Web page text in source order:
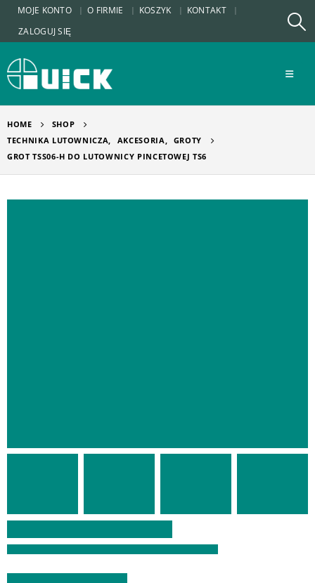
MOJE KONTO O FIRMIE KOSZYK
KONTAKT
ZALOGUJ SIĘ
HOME
SHOP
TECHNIKA LUTOWNICZA, AKCESORIA, GROTY
GROT TSS06-H DO LUTOWNICY PINCETOWEJ TS6